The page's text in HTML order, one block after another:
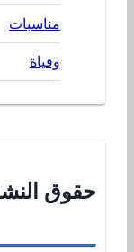
مناسبات
وفياة
حقوق